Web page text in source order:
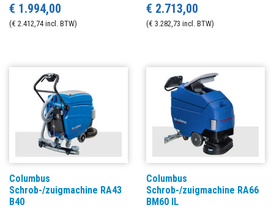
€ 1.994,00
(€ 2.412,74 incl. BTW)
€ 2.713,00
(€ 3.282,73 incl. BTW)
Columbus
Schrob-/zuigmachine RA43
B40
Columbus
Schrob-/zuigmachine RA66
BM60 IL